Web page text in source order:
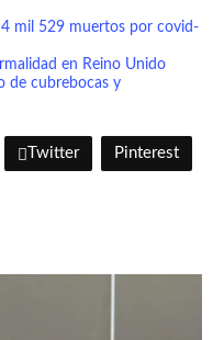
mil 529 muertos por covid-
en Reino Unido
de cubrebocas y
Twitter Pinterest